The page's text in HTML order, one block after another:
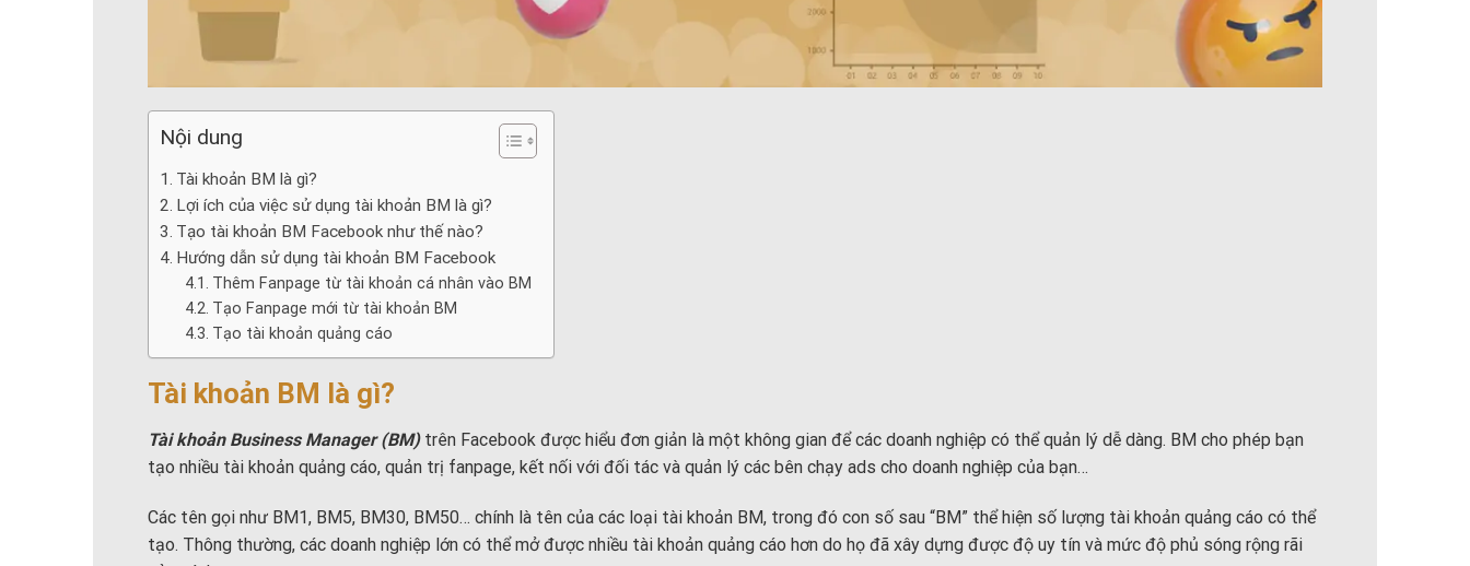
Nội dung
Tài khoản BM là gì?
Lợi ích của việc sử dụng tài khoản BM là gì?
Tạo tài khoản BM Facebook như thế nào?
Hướng dẫn sử dụng tài khoản BM Facebook
Thêm Fanpage từ tài khoản cá nhân vào BM
Tạo Fanpage mới từ tài khoản BM
Tạo tài khoản quảng cáo
Tài khoản BM là gì?
Tài khoản Business Manager (BM)trên Facebook được hiểu đơn giản là một không gian để các doanh nghiệp có thể quản lý dễ dàng. BM cho phép bạn
tạo nhiều tài khoản quảng cáo, quản trị fanpage, kết nối với đối tác và quản lý các bên chạy ads cho doanh nghiệp của bạn…
Các tên gọi như BM1, BM5, BM30, BM50… chính là tên của các loại tài khoản BM, trong đó con số sau “BM” thể hiện số lượng tài khoản quảng cáo có thể
tạo. Thông thường, các doanh nghiệp lớn có thể mở được nhiều tài khoản quảng cáo hơn do họ đã xây dựng được độ uy tín và mức độ phủ sóng rộng rãi